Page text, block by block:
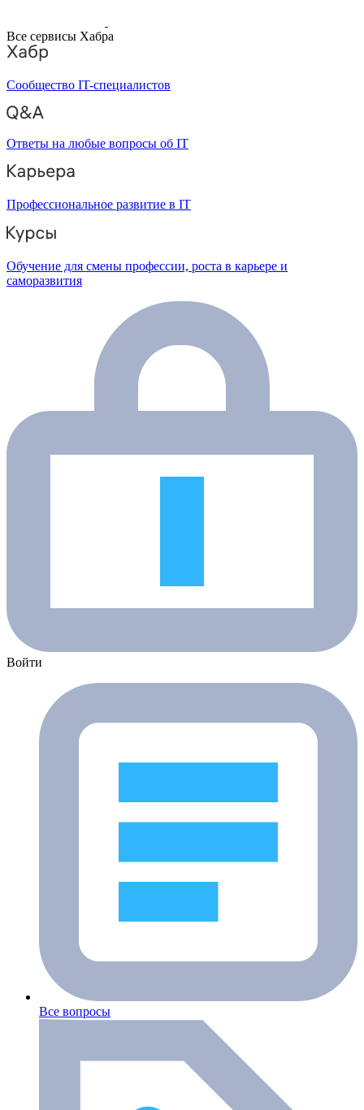
Все сервисы Хабра
Сообщество IT-специалистов
Ответы на любые вопросы об IT
Профессиональное развитие в IT
Обучение для смены профессии, роста в карьере и
саморазвития
Войти
Все вопросы